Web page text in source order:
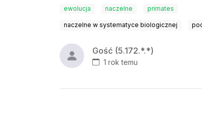
ewolucja naczelne primates
naczelne w systematyce biologicznej
Gość (5.172.*.*)
1 rok temu